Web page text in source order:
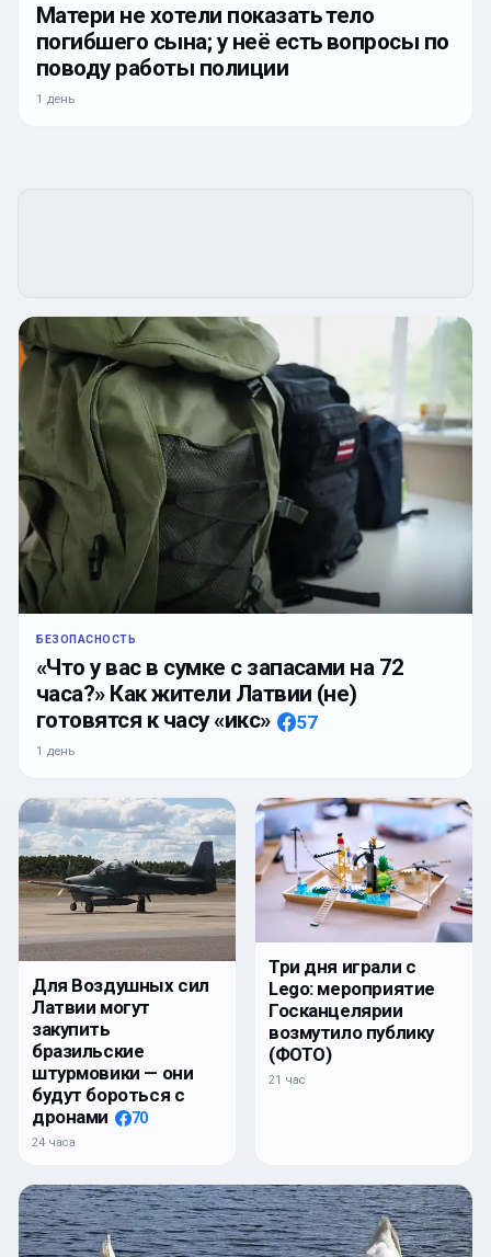
Матери не хотели показать тело
погибшего сына; у неё есть вопросы по
поводу работы полиции
1 день
БЕЗОПАСНОСТЬ
«Что у вас в сумке с запасами на 72
часа?» Как жители Латвии (не)
готовятся к часу «икс»
57
1 день
Для Воздушных сил
Латвии могут
закупить
бразильские
штурмовики — они
будут бороться с
дронами
70
24 часа
Три дня играли с
Lego: мероприятие
Госканцелярии
возмутило публику
(ФОТО)
21 час